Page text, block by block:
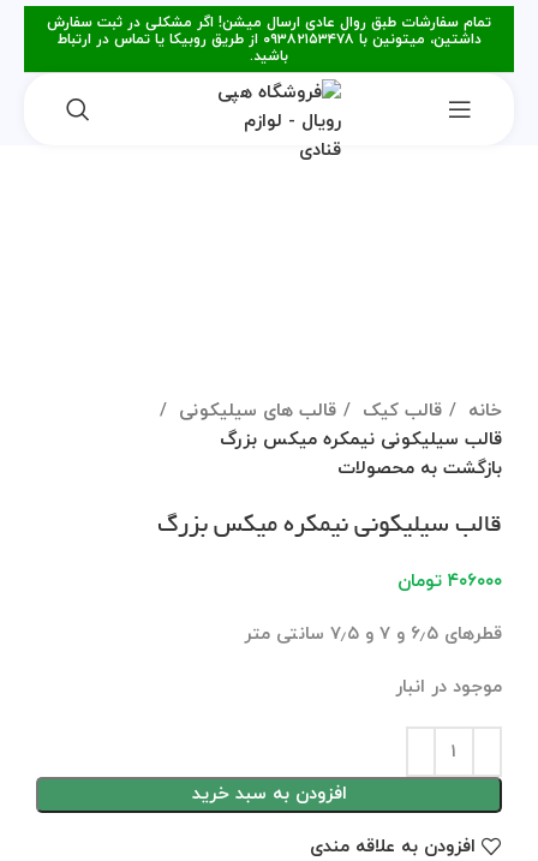
تمام سفارشات طبق روال عادی ارسال میشن! اگر مشکلی در ثبت سفارش
داشتین، میتونین با ۰۹۳۸۲۱۵۳۴۷۸ از طریق روبیکا یا تماس در ارتباط
باشید.
خانه قالب کیک
قالب های سیلیکونی
قالب سیلیکونی نیمکره میکس بزرگ
بازگشت به محصولات
قالب سیلیکونی نیمکره میکس بزرگ
۴۰۶۰۰۰ تومان
قطرهای ۶٫۵ و ۷ و ۷٫۵ سانتی متر
موجود در انبار
افزودن به سبد خرید
افزودن به علاقه مندی